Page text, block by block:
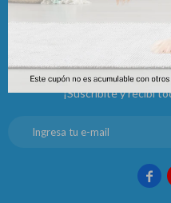
¡Suscribite y recibí
